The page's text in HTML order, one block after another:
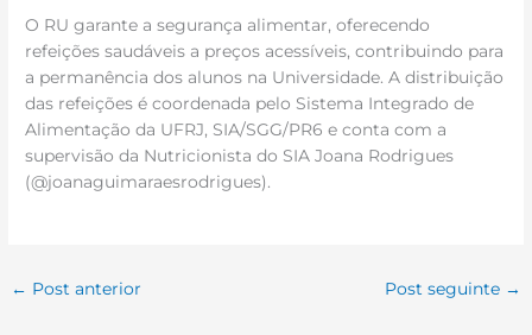
O RU garante a segurança alimentar, oferecendo
refeições saudáveis a preços acessíveis, contribuindo para
a permanência dos alunos na Universidade. A distribuição
das refeições é coordenada pelo Sistema Integrado de
Alimentação da UFRJ, SIA/SGG/PR6 e conta com a
supervisão da Nutricionista do SIA Joana Rodrigues
(@joanaguimaraesrodrigues).
← Post anterior Post seguinte →